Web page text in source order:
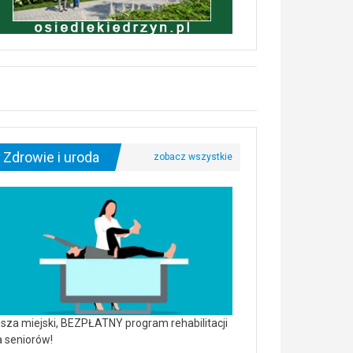
Zdrowie i uroda
miejski, BEZPŁATNY program rehabilitacji
seniorów!